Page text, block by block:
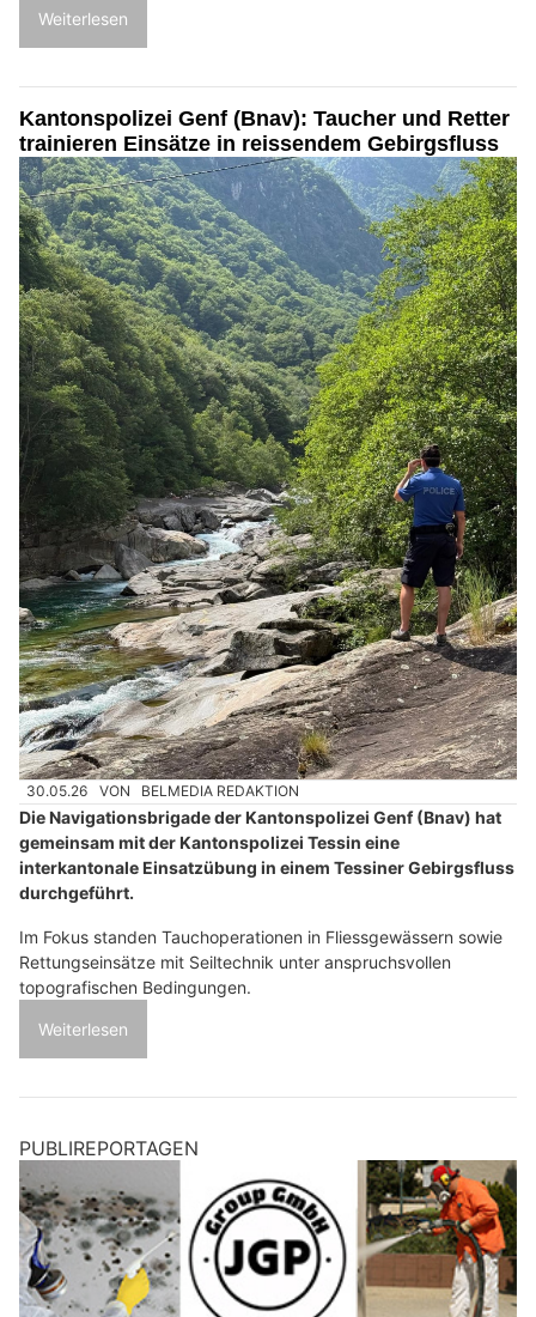
Weiterlesen
Kantonspolizei Genf (Bnav): Taucher und Retter
trainieren Einsätze in reissendem Gebirgsfluss
30.05.26 VON BELMEDIA REDAKTION
Die Navigationsbrigade der Kantonspolizei Genf (Bnav) hat
gemeinsam mit der Kantonspolizei Tessin eine
interkantonale Einsatzübung in einem Tessiner Gebirgsfluss
durchgeführt.
Im Fokus standen Tauchoperationen in Fliessgewässern sowie
Rettungseinsätze mit Seiltechnik unter anspruchsvollen
topografischen Bedingungen.
Weiterlesen
PUBLIREPORTAGEN